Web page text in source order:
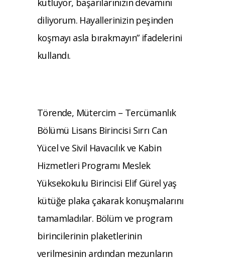
kutluyor, başarılarınızın devamını
diliyorum. Hayallerinizin peşinden
koşmayı asla bırakmayın” ifadelerini
kullandı.
Törende, Mütercim – Tercümanlık
Bölümü Lisans Birincisi Sırrı Can
Yücel ve Sivil Havacılık ve Kabin
Hizmetleri Programı Meslek
Yüksekokulu Birincisi Elif Gürel yaş
kütüğe plaka çakarak konuşmalarını
tamamladılar. Bölüm ve program
birincilerinin plaketlerinin
verilmesinin ardından mezunların